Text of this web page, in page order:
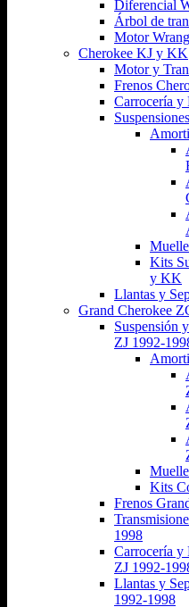
Diferencial
Árbol de
Motor
Cherokee KJ y KK
Motor y
Frenos
Carrocería y
Kits
y KK
Llantas y
Grand Cherokee
Suspensión
ZJ 1992-
Kits
Frenos
1998
Carrocería y
ZJ 1992-
Llantas y
1992-1998